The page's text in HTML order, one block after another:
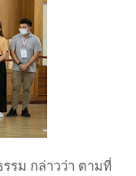
รม กล่าวว่า ตามที่